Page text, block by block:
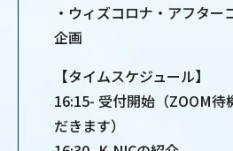
・ウィズコロナ・アフター
企画
【タイムスケジュール】
16:15- 受付開始（ZOOM待
だきます）